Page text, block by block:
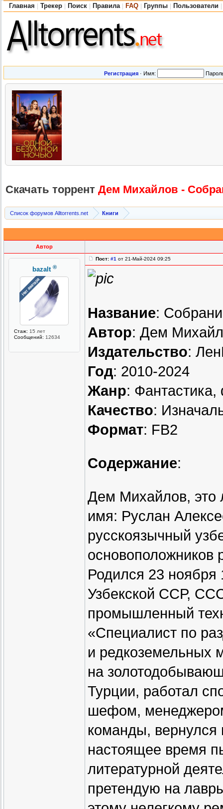
Главная Трекер Поиск Правила FAQ Группы Пользователи
Регистрация · Имя:
Скачать торрент Дем Михайлов -
Список форумов Alltorrents.net Книги
Автор
bazalt ®
Стаж: 15 лет
Сообщений: 12634
Пост: #1 от 21-Май-2024 09:25
Название:
Автор: Дем
Издательство:
Год: 2010-2024
Жанр:
Качество:
Формат: FB2
Содержание:
Дем Михайлов, это
имя: Руслан
русскоязычный
основоположников
Родился 23 ноября
Узбекской ССР,
промышленный
«Специалист по
и редкоземельных
на
Турции, работал
шефом,
команды, вернулся
настоящее время
литературной
претендую на